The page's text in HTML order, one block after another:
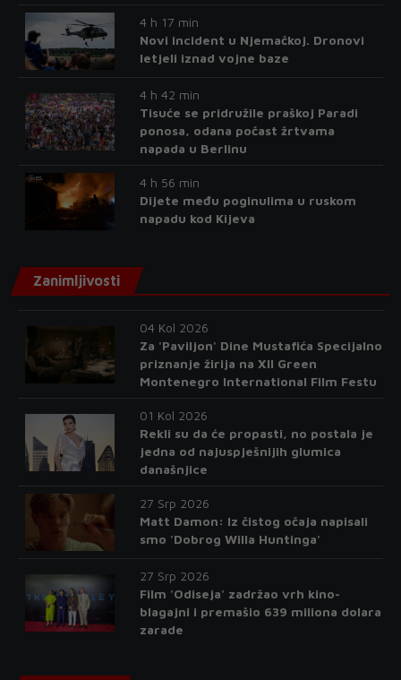
4 h 17 min
Novi incident u Njemačkoj. Dronovi
letjeli iznad vojne baze
4 h 42 min
Tisuće se pridružile praškoj Paradi
ponosa, odana počast žrtvama
napada u Berlinu
4 h 56 min
Dijete među poginulima u ruskom
napadu kod Kijeva
Zanimljivosti
04 Kol 2026
Za 'Paviljon' Dine Mustafića Specijalno
priznanje žirija na XII Green
Montenegro International Film Festu
01 Kol 2026
Rekli su da će propasti, no postala je
jedna od najuspješnijih glumica
današnjice
27 Srp 2026
Matt Damon: Iz čistog očaja napisali
smo 'Dobrog Willa Huntinga'
27 Srp 2026
Film 'Odiseja' zadržao vrh kino-
blagajni i premašio 639 miliona dolara
zarade